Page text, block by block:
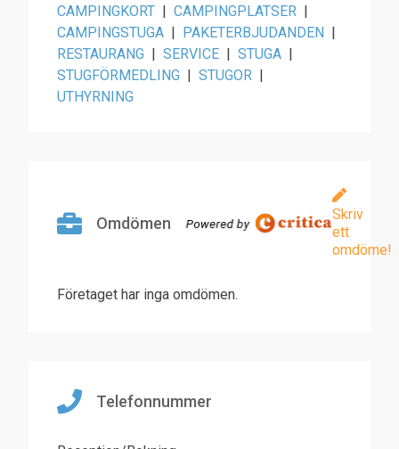
CAMPINGKORT | CAMPINGPLATSER |
CAMPINGSTUGA | PAKETERBJUDANDEN |
RESTAURANG | SERVICE | STUGA |
STUGFÖRMEDLING | STUGOR |
UTHYRNING
Omdömen
Skriv
ett
omdöme!
Företaget har inga omdömen.
Telefonnummer